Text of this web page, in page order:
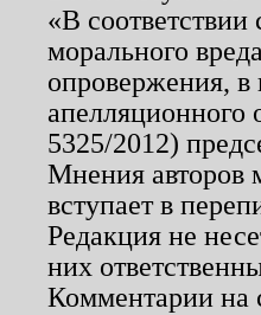
«В
морального
опровержения, в
апелляционного
5325/2012)
Мнения авторов
вступает в
Редакция не
них
Комментарии на